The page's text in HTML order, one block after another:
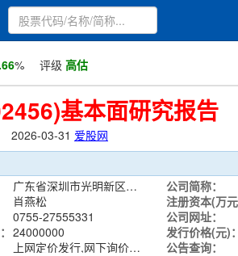
% 评级 高估
基本面研究报告
2026-03-31 爱股网
广东省深圳市光明新区公明街道松白公路华发路段欧菲光科技园 公司简称：
肖燕松 注册资本(万元
0755-27555331 公司网址：
24000000 发行价格(元)：
上网定价发行,网下询价发行 公告查询：